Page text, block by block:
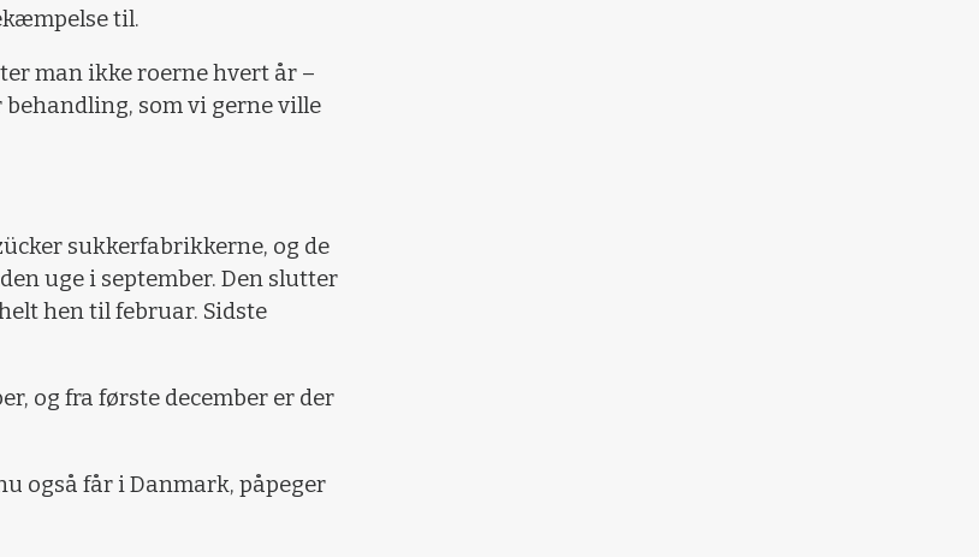
til.
man ikke roerne hvert år –
som vi gerne ville
sukkerfabrikkerne, og de
uge i september. Den slutter
hen til februar. Sidste
og fra første december er der
også får i Danmark, påpeger